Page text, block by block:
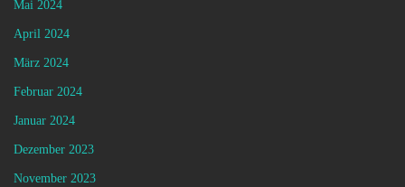
Mai 2024
April 2024
März 2024
Februar 2024
Januar 2024
Dezember 2023
November 2023